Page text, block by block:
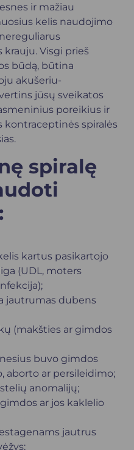
ir mažiau
kelis naudojimo
krauju. Visgi prieš
būdą, būtina
akušeriu-
jūsų sveikatos
poreikius ir
spiralės
spiralę
kartus pasikartojo
(UDL, moters
jautrumas dubens
(makšties ar gimdos
buvo gimdos
aborto ar persileidimo;
anomalijų;
ar jos kaklelio
jautrus